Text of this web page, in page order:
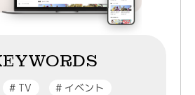
# TV # イベント